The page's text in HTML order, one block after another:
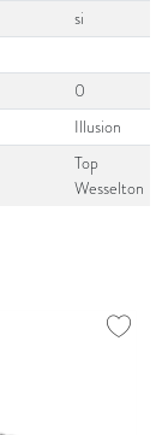
si
0
Illusion
Top
Wesselton